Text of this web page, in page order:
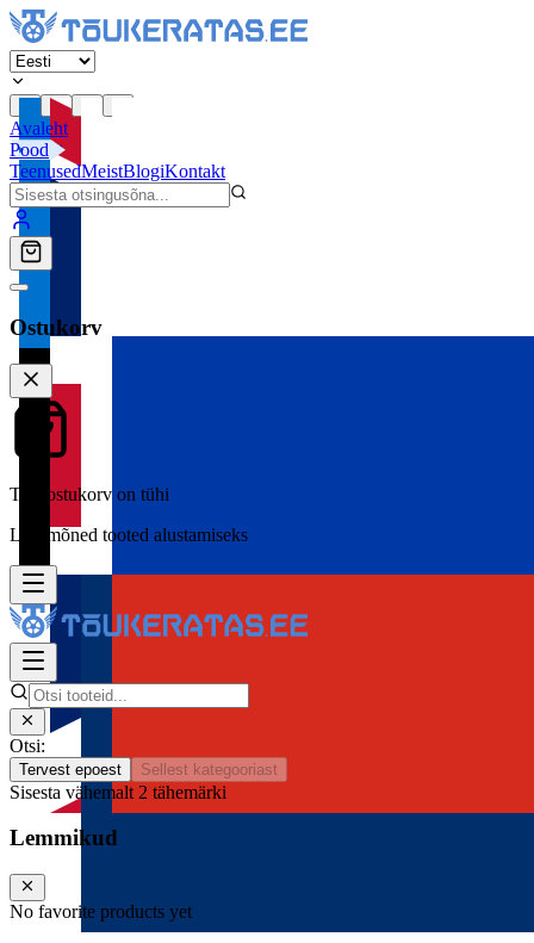
Avaleht
Pood
TeenusedMeistBlogiKontakt
Ostukorv
Teie ostukorv on tühi
Lisa mõned tooted alustamiseks
Otsi:
Tervest epoest Sellest kategooriast
Sisesta vähemalt 2 tähemärki
Lemmikud
No favorite products yet